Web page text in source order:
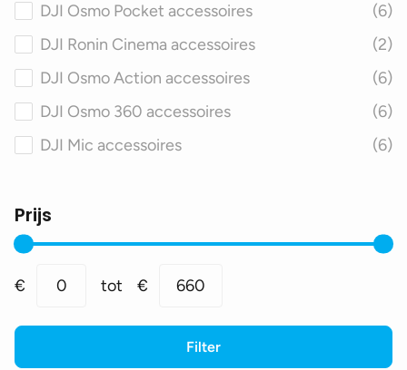
DJI Spark accessoires
(45)
DJI Inspire accessoires
(46)
DJI Agras accessoires
(40)
DJI Smart Controller accessoires
(19)
DJI Osmo Pocket accessoires
(6)
DJI Ronin Cinema accessoires
(2)
DJI Osmo Action accessoires
(6)
DJI Osmo 360 accessoires
(6)
DJI Mic accessoires
(6)
Prijs
prijs
prijs
€ 0 tot € 660
Filter